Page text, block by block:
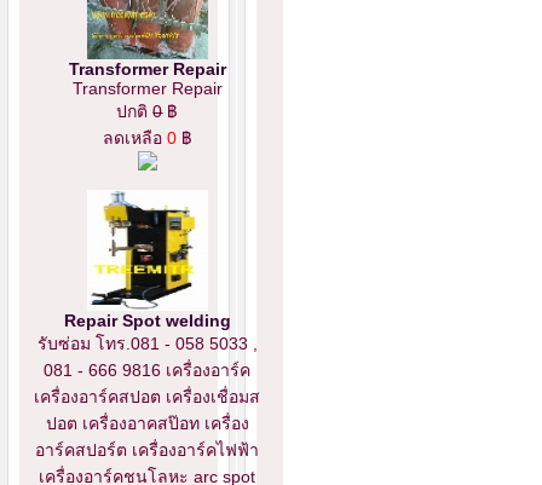
Transformer Repair
Transformer Repair
ปกติ0฿
ลดเหลือ 0 ฿
Repair Spot welding
รับซ่อม โทร.081 - 058 5033 ,
081 - 666 9816 เครื่องอาร์ค
เครื่องอาร์คสปอต เครื่องเชื่อมส
ปอต เครื่องอาคสป๊อท เครื่อง
อาร์คสปอร์ต เครื่องอาร์คไฟฟ้า
เครื่องอาร์คชนโลหะ arc spot